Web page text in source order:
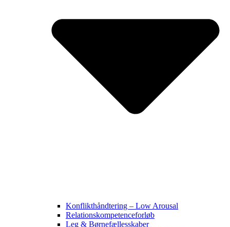
Konflikthåndtering – Low Arousal
Relationskompetenceforløb
Leg & Børnefællesskaber